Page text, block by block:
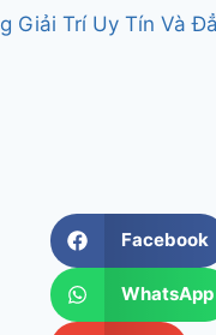
Giải Trí Uy Tín Và
Facebook
WhatsApp